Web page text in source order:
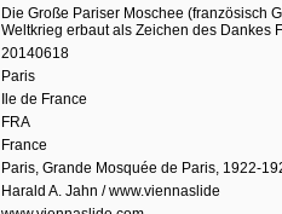
Die Große Pariser Moschee (französisch
Weltkrieg erbaut als Zeichen des Dankes
20140618
Paris
Ile de France
FRA
France
Paris, Grande Mosquée de Paris, 1922-
Harald A. Jahn / www.viennaslide